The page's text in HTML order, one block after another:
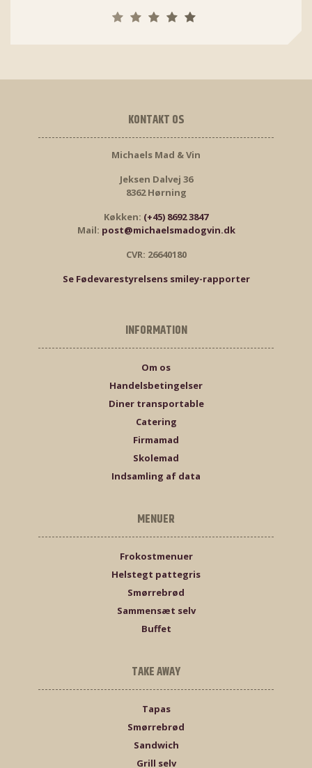
KONTAKT OS
Michaels Mad & Vin
Jeksen Dalvej 36
8362 Hørning
Køkken: (+45) 8692 3847
Mail: post@michaelsmadogvin.dk
CVR: 26640180
Se Fødevarestyrelsens smiley-rapporter
INFORMATION
Om os
Handelsbetingelser
Diner transportable
Catering
Firmamad
Skolemad
Indsamling af data
MENUER
Frokostmenuer
Helstegt pattegris
Smørrebrød
Sammensæt selv
Buffet
TAKE AWAY
Tapas
Smørrebrød
Sandwich
Grill selv